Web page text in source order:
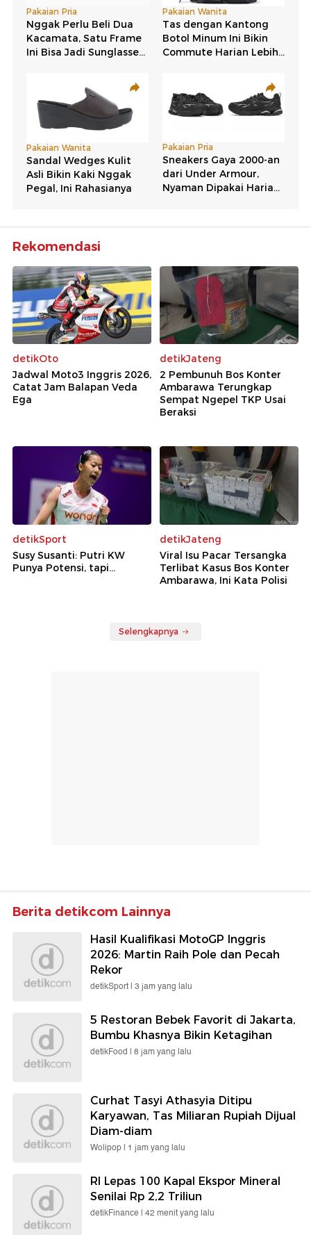
Rekomendasi
detikOto
Jadwal Moto3 Inggris 2026,
Catat Jam Balapan Veda
Ega
detikJateng
2 Pembunuh Bos Konter
Ambarawa Terungkap
Sempat Ngepel TKP Usai
Beraksi
detikSport
Susy Susanti: Putri KW
Punya Potensi, tapi...
detikJateng
Viral Isu Pacar Tersangka
Terlibat Kasus Bos Konter
Ambarawa, Ini Kata Polisi
Selengkapnya
Berita detikcom Lainnya
Hasil Kualifikasi MotoGP Inggris
2026: Martin Raih Pole dan Pecah
Rekor
detikSport | 3 jam yang lalu
5 Restoran Bebek Favorit di Jakarta,
Bumbu Khasnya Bikin Ketagihan
detikFood | 8 jam yang lalu
Curhat Tasyi Athasyia Ditipu
Karyawan, Tas Miliaran Rupiah Dijual
Diam-diam
Wolipop | 1 jam yang lalu
RI Lepas 100 Kapal Ekspor Mineral
Senilai Rp 2,2 Triliun
detikFinance | 42 menit yang lalu